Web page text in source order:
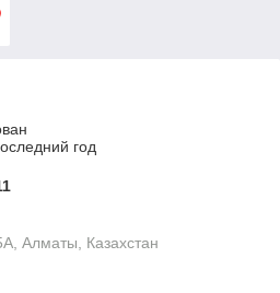
год
Алматы, Казахстан